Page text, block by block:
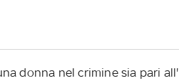
donna nel crimine sia pari